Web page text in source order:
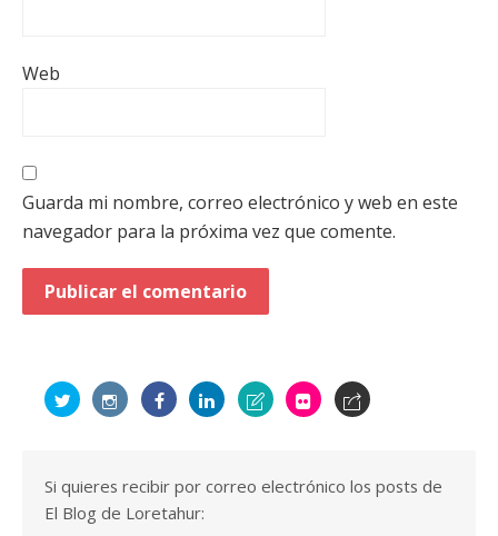
Web
Guarda mi nombre, correo electrónico y web en este
navegador para la próxima vez que comente.
Si quieres recibir por correo electrónico los posts de
El Blog de Loretahur: